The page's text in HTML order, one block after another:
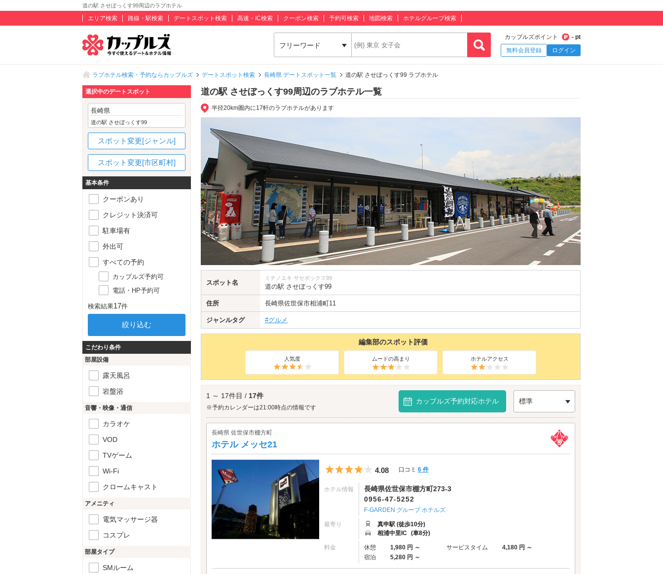
道の駅 させぼっくす99周辺のラブホテル
エリア検索 路線・駅検索 デートスポット検索 高速・IC検索 クーポン検索 予約可検索 地図検索 ホテルグループ検索
フリーワード
カップルズポイント
- pt
無料会員登録
ログイン
ラブホテル検索・予約ならカップルズ デートスポット検索 長崎県 デートスポット一覧 道の駅 させぼっくす99 ラブホテル
道の駅 させぼっくす99周辺のラブホテル一覧
半径20km圏内に17軒のラブホテルがあります
スポット名
ミチノエキ サセボックス99
道の駅 させぼっくす99
住所 長崎県佐世保市相浦町11
ジャンルタグ #グルメ
編集部のスポット評価
人気度 ムードの高まり ホテルアクセス
1 ～ 17件目 / 17件
※予約カレンダーは21:00時点の情報です
カップルズ予約対応ホテル 標準
長崎県 佐世保市棚方町
ホテル メッセ21
5つ星のうち4
4.08 口コミ 6 件
ホテル情報
長崎県佐世保市棚方町273-3
0956-47-5252
F-GARDEN グループ ホテルズ
最寄り
真申駅 (徒歩10分)
相浦中里IC (車8分)
料金 休憩 1,980 円 ～ サービスタイム
4,180 円 ～
宿泊
5,280 円 ～
選択中のデートスポット
長崎県
道の駅 させぼっくす99
スポット変更[ジャンル]
スポット変更[市区町村]
基本条件
クーポンあり
クレジット決済可
駐車場有
外出可
すべての予約
カップルズ予約可
電話・HP予約可
検索結果17件
こだわり条件
部屋設備
露天風呂
岩盤浴
音響・映像・通信
カラオケ
VOD
TVゲーム
Wi-Fi
クロームキャスト
アメニティ
電気マッサージ器
コスプレ
部屋タイプ
SMルーム